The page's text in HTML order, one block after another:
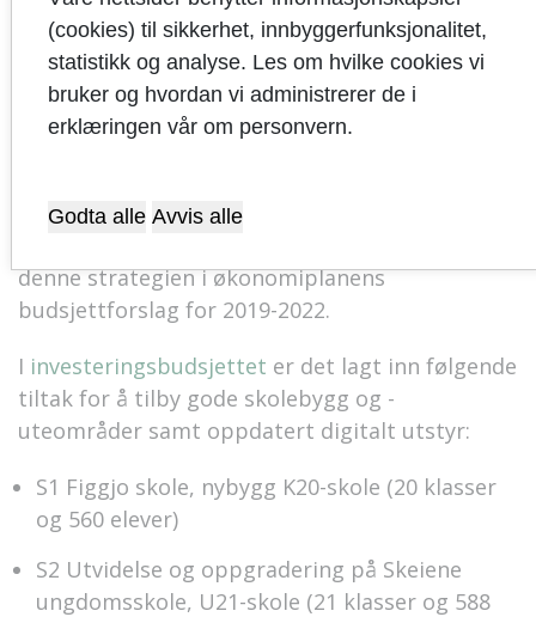
årlig oversikt over hvor det er kapasitet i
bydeler og hvor vi må øke skolekapasiteten.
Skolebehovsplanen danner grunnlag for
investeringer i skolebygg.
denne strategien i økonomiplanens
budsjettforslag for 2019-2022.
I investeringsbudsjettet er det lagt inn følgende
tiltak for å tilby gode skolebygg og -
uteområder samt oppdatert digitalt utstyr:
S1 Figgjo skole, nybygg K20-skole (20 klasser
og 560 elever)
S2 Utvidelse og oppgradering på Skeiene
ungdomsskole, U21-skole (21 klasser og 588
(cookies) til sikkerhet, innbyggerfunksjonalitet,
statistikk og analyse. Les om hvilke cookies vi
bruker og hvordan vi administrerer de i
erklæringen vår om personvern.
Godta alle Avvis alle